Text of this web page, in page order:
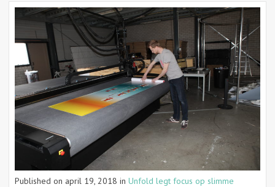
Published on april 19, 2018 in Unfold legt focus op slimme